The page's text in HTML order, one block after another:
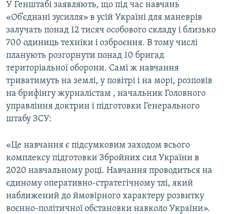
У Генштабі заявляють, що під час навчань
«Об’єднані зусилля» в усій Україні для маневрів
залучать понад 12 тисяч особового складу і близько
700 одиниць техніки і озброєння. В тому числі
планують розгорнути понад 10 бригад
територіальної оборони. Самі ж навчання
триватимуть на землі, у повітрі і на морі, розповів
на брифінгу журналістам , начальник Головного
управління доктрин і підготовки Генерального
штабу ЗСУ:
«Це навчання є підсумковим заходом всього
комплексу підготовки Збройних сил України в
2020 навчальному році. Навчання проводиться на
єдиному оперативно-стратегічному тлі, який
наближений до ймовірного характеру розвитку
воєнно-політичної обстановки навколо України».